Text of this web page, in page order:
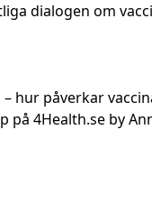
dialogen om
– hur påverkar
på4Health.se by